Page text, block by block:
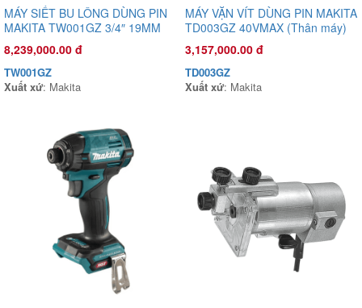
Đầu phun áp lực chất lỏng Con Ong Vàng COV26X 1.0HP Xanh
mờ
1,135,000.00 đ
COV26X
MÁY SIẾT BU LÔNG DÙNG PIN
MAKITA TW001GZ 3/4″ 19MM
40V MAX (THÂN MÁY)
8,239,000.00 đ
TW001GZ
Xuất xứ: Makita
MÁY VẶN VÍT DÙNG PIN MAKITA
TD003GZ 40VMAX (Thân máy)
3,157,000.00 đ
TD003GZ
Xuất xứ: Makita